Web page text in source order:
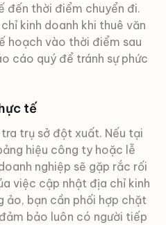
đến thời điểm chuyển đi.
kinh doanh khi thuê văn
hoạch vào thời điểm sau
cáo quý để tránh sự phức
tế
trụ sở đột xuất. Nếu tại
hiệu công ty hoặc lễ
nghiệp sẽ gặp rắc rối
việc cập nhật địa chỉ kinh
ảo, bạn cần phối hợp chặt
bảo luôn có người tiếp